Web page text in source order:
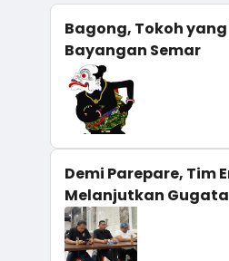
Bagong, Tokoh
Bayangan Semar
Demi Parepare, Tim
Melanjutkan